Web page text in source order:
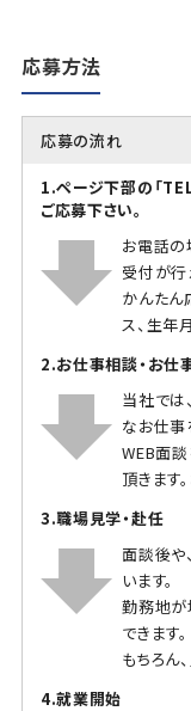
応募方法
応募の流れ
1.ページ下部の「
ご応募下さい。
お電話の
受付が行
かんたん
ス、生年
2.お仕事相談・お仕
当社では
なお仕事
WEB面
頂きます
3.職場見学・赴任
面談後や
います。
勤務地が
できます。
もちろん
4.就業開始